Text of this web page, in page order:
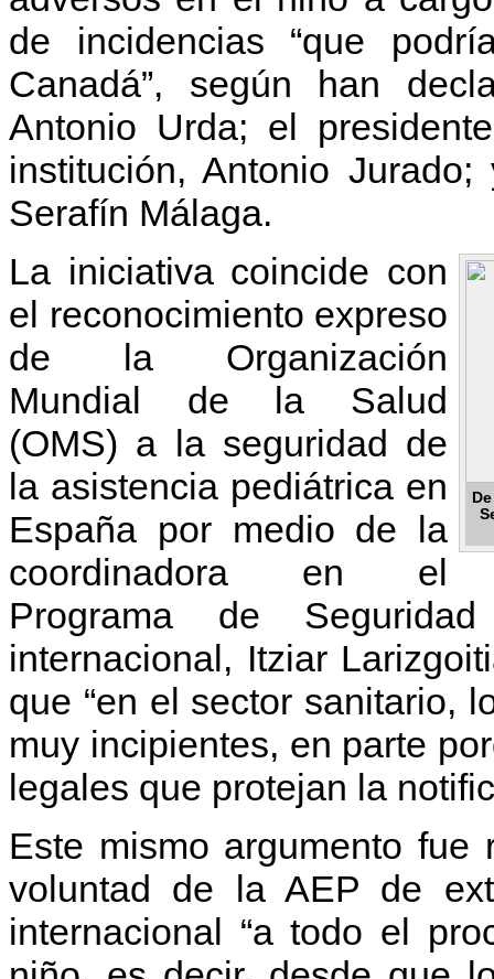
de incidencias “que
Canadá”, según han
Antonio Urda; el
institución, Antonio
Serafín Málaga.
La iniciativa coincide con
el reconocimiento expreso
de la Organización
Mundial de la Salud
(OMS) a la seguridad de
la asistencia pediátrica en
España por medio de la
coordinadora en el
Programa de
internacional, Itziar
que “en el sector sanitario,
muy incipientes, en parte
legales que protejan la
Este mismo argumento
voluntad de la AEP de
internacional “a todo el